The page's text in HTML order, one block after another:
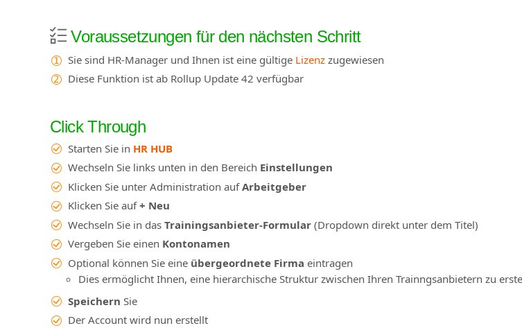
Voraussetzungen für den nächsten Schritt
Sie sind HR-Manager und Ihnen ist eine gültige Lizenzzugewiesen
Diese Funktion ist ab Rollup Update 42 verfügbar
Click Through
Starten Sie in HR HUB
Wechseln Sie links unten in den Bereich Einstellungen
Klicken Sie unter Administration aufArbeitgeber
Klicken Sie auf+ Neu
Wechseln Sie in das Trainingsanbieter-Formular (Dropdown direkt unter dem Titel)
Vergeben Sie einen Kontonamen
Optional können Sie eine übergeordnete Firma eintragen
Dies ermöglicht Ihnen, eine hierarchische Struktur zwischen Ihren Trainngsanbietern zu
Speichern Sie
Der Account wird nun erstellt